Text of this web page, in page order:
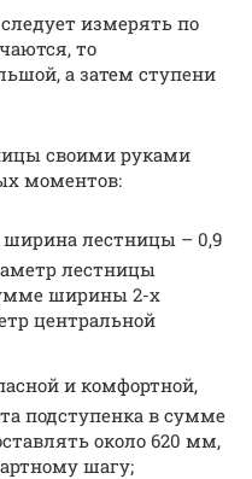
измерять по
то
а затем ступени
своими руками
моментов:
лестницы – 0,9
лестницы
ширины 2-х
центральной
и комфортной,
подступенка в сумме
около 620 мм,
шагу;